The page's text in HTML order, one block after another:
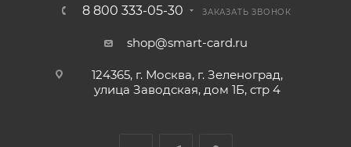
8 800 333-05-30 ЗАКАЗАТЬ ЗВОНОК
shop@smart-card.ru
124365, г. Москва, г. Зеленоград,
улица Заводская, дом 1Б, стр 4